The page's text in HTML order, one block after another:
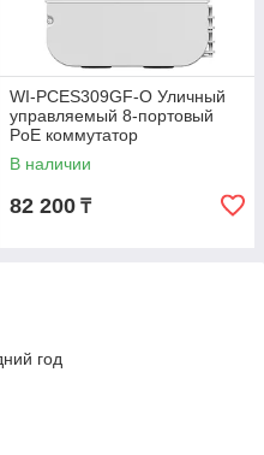
WI-PCES309GF-O Уличный
управляемый 8-портовый
PoE коммутатор
В наличии
82 200 ₸
год